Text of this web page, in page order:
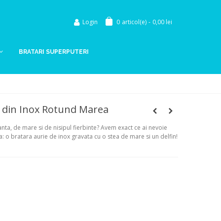
Login 0 articol(e) - 0,00 lei
BRATARI SUPERPUTERI
Inox Rotund Marea
de mare si de nisipul fierbinte? Avem exact ce ai nevoie
o bratara aurie de inox gravata cu o stea de mare si un delfin!